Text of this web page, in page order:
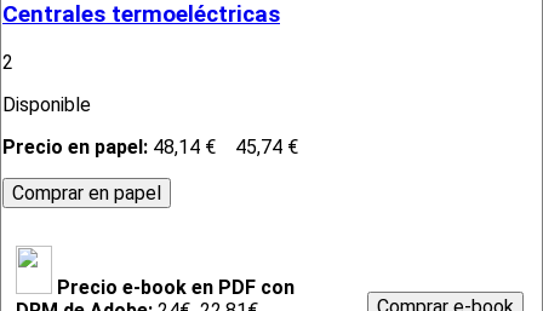
Centrales termoeléctricas
2
Disponible
Precio en papel: 48,14 € 45,74 €
Precio e-book en PDF con